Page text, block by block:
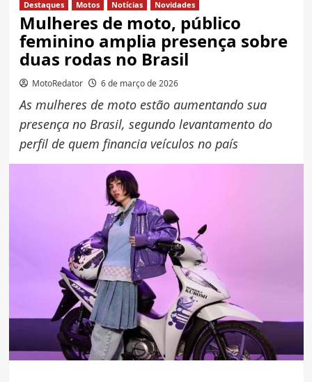
Destaques Motos Notícias Novidades
Mulheres de moto, público
feminino amplia presença sobre
duas rodas no Brasil
MotoRedator 6 de março de 2026
As mulheres de moto estão aumentando sua
presença no Brasil, segundo levantamento do
perfil de quem financia veículos no país